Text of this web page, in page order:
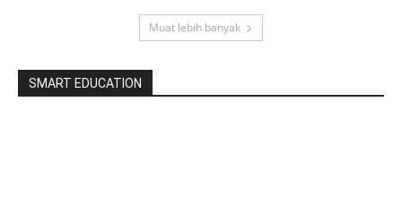
Muat lebih banyak
SMART EDUCATION